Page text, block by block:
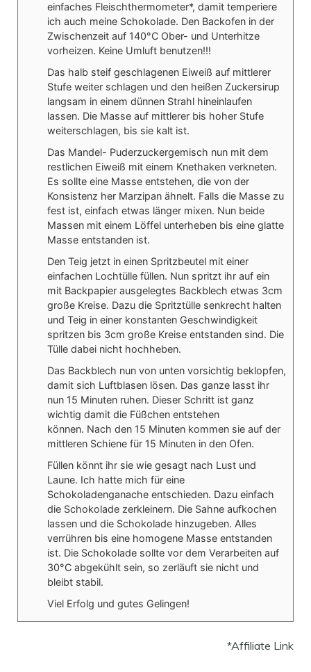
einfaches Fleischthermometer*, damit temperiere
ich auch meine Schokolade. Den Backofen in der
Zwischenzeit auf 140°C Ober- und Unterhitze
vorheizen. Keine Umluft benutzen!!!
Das halb steif geschlagenen Eiweiß auf mittlerer
Stufe weiter schlagen und den heißen Zuckersirup
langsam in einem dünnen Strahl hineinlaufen
lassen. Die Masse auf mittlerer bis hoher Stufe
weiterschlagen, bis sie kalt ist.
Das Mandel- Puderzuckergemisch nun mit dem
restlichen Eiweiß mit einem Knethaken verkneten.
Es sollte eine Masse entstehen, die von der
Konsistenz her Marzipan ähnelt. Falls die Masse zu
fest ist, einfach etwas länger mixen. Nun beide
Massen mit einem Löffel unterheben bis eine glatte
Masse entstanden ist.
Den Teig jetzt in einen Spritzbeutel mit einer
einfachen Lochtülle füllen. Nun spritzt ihr auf ein
mit Backpapier ausgelegtes Backblech etwas 3cm
große Kreise. Dazu die Spritztülle senkrecht halten
und Teig in einer konstanten Geschwindigkeit
spritzen bis 3cm große Kreise entstanden sind. Die
Tülle dabei nicht hochheben.
Das Backblech nun von unten vorsichtig beklopfen,
damit sich Luftblasen lösen. Das ganze lasst ihr
nun 15 Minuten ruhen. Dieser Schritt ist ganz
wichtig damit die Füßchen entstehen
können. Nach den 15 Minuten kommen sie auf der
mittleren Schiene für 15 Minuten in den Ofen.
Füllen könnt ihr sie wie gesagt nach Lust und
Laune. Ich hatte mich für eine
Schokoladenganache entschieden. Dazu einfach
die Schokolade zerkleinern. Die Sahne aufkochen
lassen und die Schokolade hinzugeben. Alles
verrühren bis eine homogene Masse entstanden
ist. Die Schokolade sollte vor dem Verarbeiten auf
30°C abgekühlt sein, so zerläuft sie nicht und
bleibt stabil.
Viel Erfolg und gutes Gelingen!
*Affiliate Link